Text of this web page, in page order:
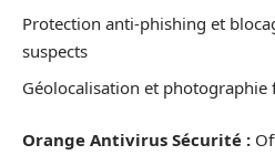
Protection anti-phishing et
suspects
Géolocalisation et photographie
Orange Antivirus Sécurité :